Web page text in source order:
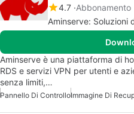
4.7 Abbonamento
Aminserve: Soluzioni
Aminserve è una piattaforma di
RDS e servizi VPN per utenti e
senza limiti,…
Pannello Di ControlloImmagine Di